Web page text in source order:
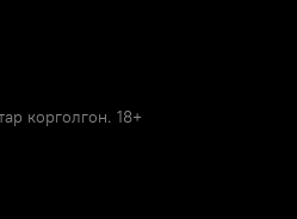
корголгон. 18+